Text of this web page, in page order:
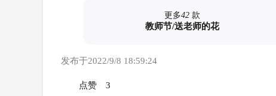
更多42款
教师节/送老师的花
发布于2022/9/8 18:59:24
点赞 3